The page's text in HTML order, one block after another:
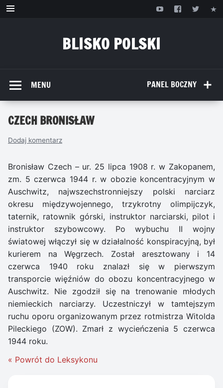
Przejdź
BLISKO POLSKI
PANEL BOCZNY
MENU
CZECH BRONISŁAW
Dodaj komentarz
Bronisław Czech – ur. 25 lipca 1908 r. w Zakopanem,
zm. 5 czerwca 1944 r. w obozie koncentracyjnym w
Auschwitz, najwszechstronniejszy polski narciarz
okresu międzywojennego, trzykrotny olimpijczyk,
taternik, ratownik górski, instruktor narciarski, pilot i
instruktor szybowcowy. Po wybuchu II wojny
światowej włączył się w działalność konspiracyjną, był
kurierem na Węgrzech. Został aresztowany i 14
czerwca 1940 roku znalazł się w pierwszym
transporcie więźniów do obozu koncentracyjnego w
Auschwitz. Nie zgodził się na trenowanie młodych
niemieckich narciarzy. Uczestniczył w tamtejszym
ruchu oporu organizowanym przez rotmistrza Witolda
Pileckiego (ZOW). Zmarł z wycieńczenia 5 czerwca
1944 roku.
« Powrót do Leksykonu